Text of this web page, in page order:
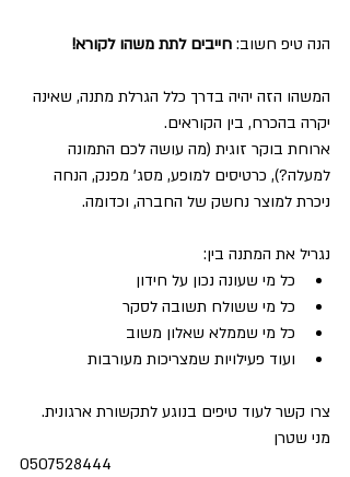
הנה טיפ חשוב: חייבים לתת משהו לקורא!
המשהו הזה יהיה בדרך כלל הגרלת מתנה, שאינה
יקרה בהכרח, בין הקוראים.
ארוחת בוקר זוגית (מה עושה לכם התמונה
למעלה?), כרטיסים למופע, מסג' מפנק, הנחה
ניכרת למוצר נחשק של החברה, וכדומה.
נגריל את המתנה בין:
כל מי שעונה נכון על חידון
כל מי ששולח תשובה לסקר
כל מי שממלא שאלון משוב
ועוד פעילויות שמצריכות מעורבות
צרו קשר לעוד טיפים בנוגע לתקשורת ארגונית.
מני שטרן
0507528444